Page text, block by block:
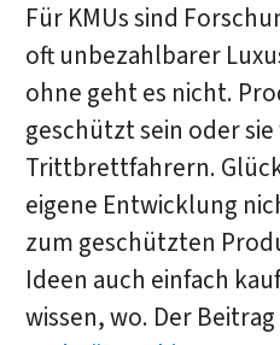
Für KMUs sind
oft unbezahlbarer
ohne geht es nicht.
geschützt sein oder
Trittbrettfahrern.
eigene Entwicklung
zum geschützten
Ideen auch einfach
wissen, wo. Der Beitrag